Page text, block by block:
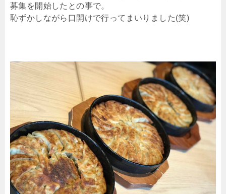
募集を開始したとの事で。
恥ずかしながら口開けで行ってまいりました(笑)